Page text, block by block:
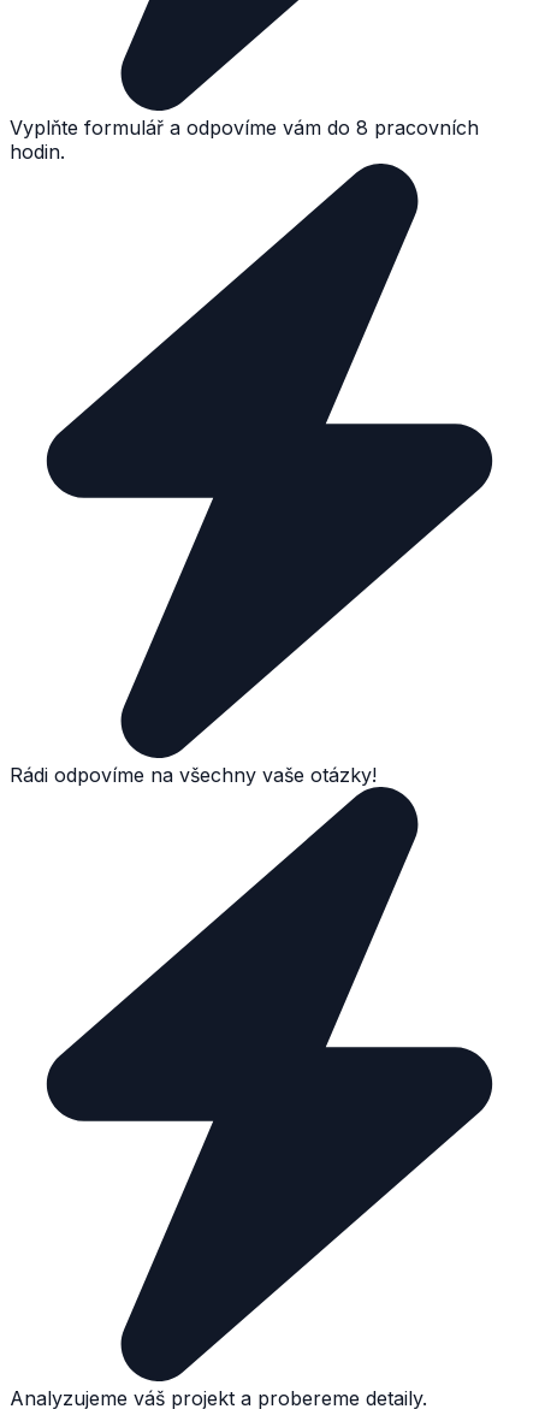
Vyplňte formulář a odpovíme vám do 8 pracovních
hodin.
Rádi odpovíme na všechny vaše otázky!
Analyzujeme váš projekt a probereme detaily.